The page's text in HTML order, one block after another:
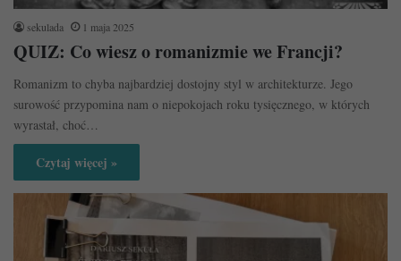
sekulada 1 maja 2025
QUIZ: Co wiesz o romanizmie we Francji?
Romanizm to chyba najbardziej dostojny styl w architekturze. Jego
surowość przypomina nam o niepokojach roku tysięcznego, w których
wyrastał, choć…
Czytaj więcej »